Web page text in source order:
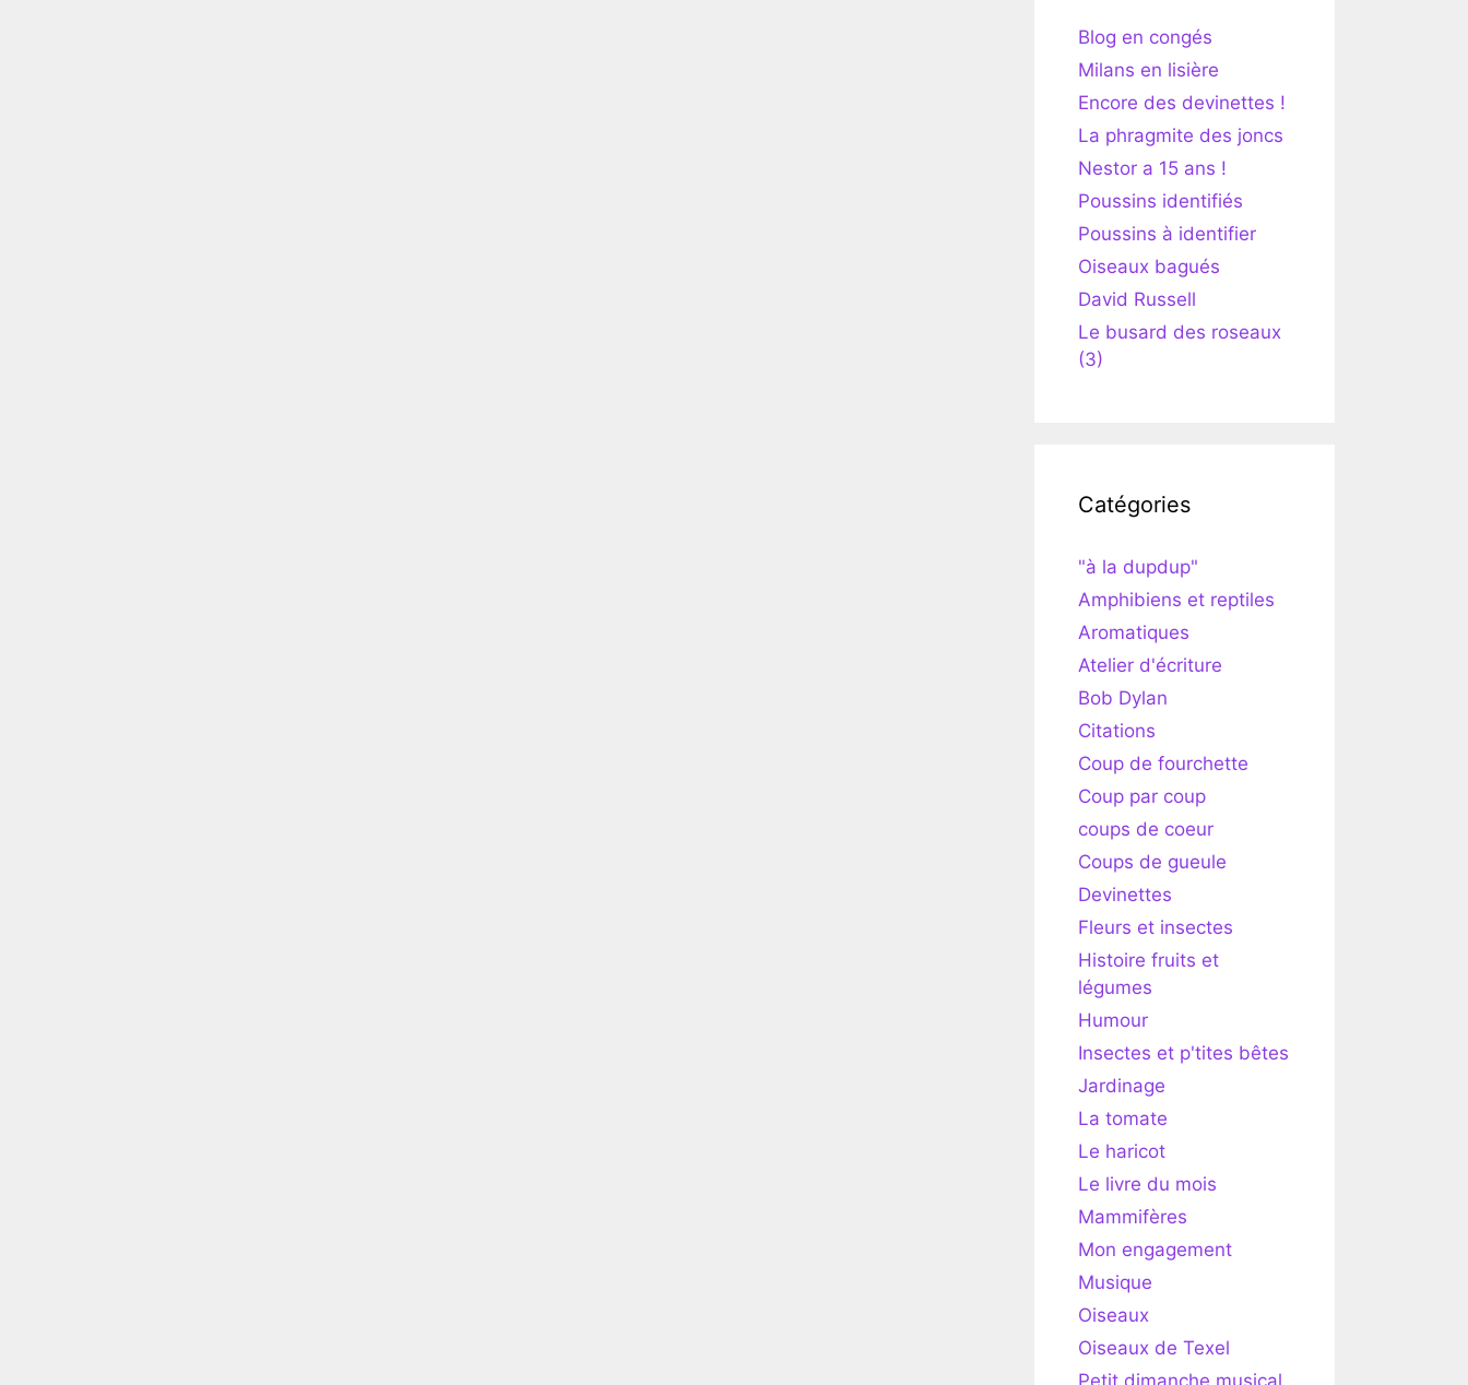
Blog en congés
Milans en lisière
Encore des devinettes !
La phragmite des joncs
Nestor a 15 ans !
Poussins identifiés
Poussins à identifier
Oiseaux bagués
David Russell
Le busard des roseaux
(3)
Catégories
"à la dupdup"
Amphibiens et reptiles
Aromatiques
Atelier d'écriture
Bob Dylan
Citations
Coup de fourchette
Coup par coup
coups de coeur
Coups de gueule
Devinettes
Fleurs et insectes
Histoire fruits et
légumes
Humour
Insectes et p'tites bêtes
Jardinage
La tomate
Le haricot
Le livre du mois
Mammifères
Mon engagement
Musique
Oiseaux
Oiseaux de Texel
Petit dimanche musical